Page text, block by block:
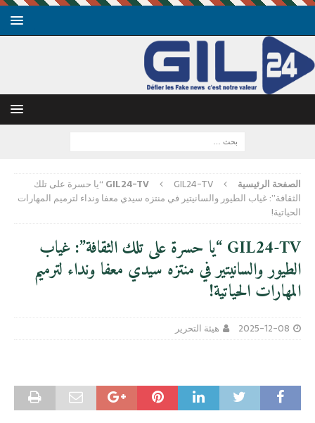
الصفحة الرئيسية GIL24-TV GIL24-TV “يا حسرة على تلك
الثقافة”: غياب الطيور والسانيتير في منتزه سيدي معفا ونداء لترميم المهارات
الحياتية!
GIL24-TV “يا حسرة على تلك الثقافة”: غياب
الطيور والسانيتير في منتزه سيدي معفا ونداء لترميم
المهارات الحياتية!
2025-12-08 هيئة التحرير